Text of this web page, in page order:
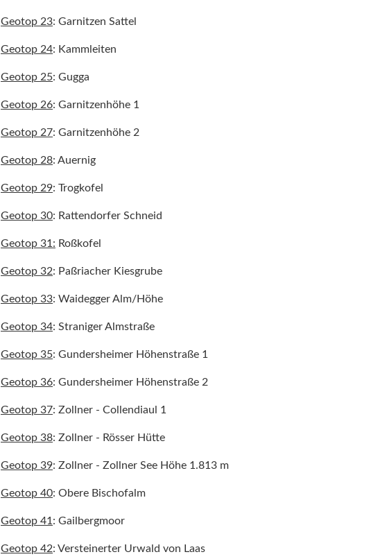
Geotop 23: Garnitzen Sattel
Geotop 24: Kammleiten
Geotop 25: Gugga
Geotop 26: Garnitzenhöhe 1
Geotop 27: Garnitzenhöhe 2
Geotop 28: Auernig
Geotop 29: Trogkofel
Geotop 30: Rattendorfer Schneid
Geotop 31: Roßkofel
Geotop 32: Paßriacher Kiesgrube
Geotop 33: Waidegger Alm/Höhe
Geotop 34: Straniger Almstraße
Geotop 35: Gundersheimer Höhenstraße 1
Geotop 36: Gundersheimer Höhenstraße 2
Geotop 37: Zollner - Collendiaul 1
Geotop 38: Zollner - Rösser Hütte
Geotop 39: Zollner - Zollner See Höhe 1.813 m
Geotop 40: Obere Bischofalm
Geotop 41 : Gailbergmoor
Geotop 42: Versteinerter Urwald von Laas